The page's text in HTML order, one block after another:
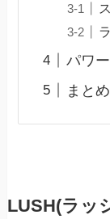
パワ
まとめ
LUSH(ラッ